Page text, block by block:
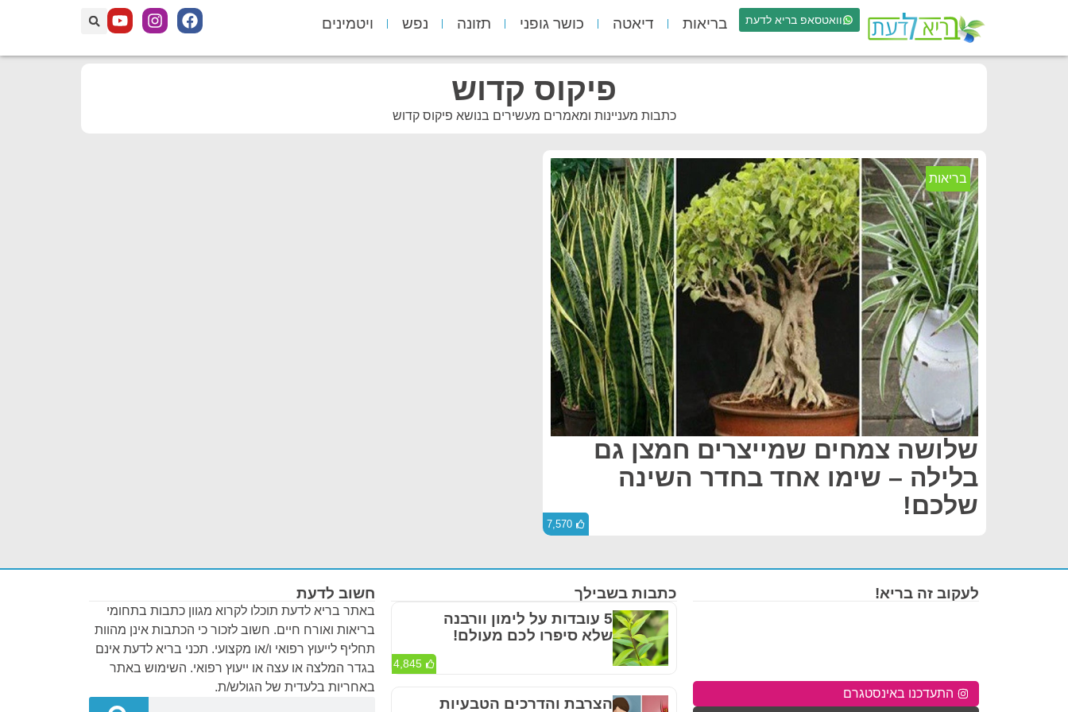
וואטסאפ בריא לדעת בריאות דיאטה כושר גופני תזונה נפש ויטמינים
פיקוס קדוש
כתבות מעניינות ומאמרים מעשירים בנושא פיקוס קדוש
בריאות
שלושה צמחים שמייצרים חמצן גם
בלילה – שימו אחד בחדר השינה
שלכם!
7,570
חשוב לדעת
באתר בריא לדעת תוכלו לקרוא מגוון כתבות בתחומי
בריאות ואורח חיים. חשוב לזכור כי הכתבות אינן מהוות
תחליף לייעוץ רפואי ו/או מקצועי. תכני בריא לדעת אינם
בגדר המלצה או עצה או ייעוץ רפואי. השימוש באתר
באחריות בלעדית של הגולש/ת.
כתבות בשבילך
5 עובדות על לימון וורבנה
שלא סיפרו לכם מעולם!
4,845
הצרבת והדרכים הטבעיות
לעקוב זה בריא!
התעדכנו באינסטגרם